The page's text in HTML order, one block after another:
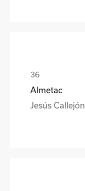
Almetac
Jesús Callejón